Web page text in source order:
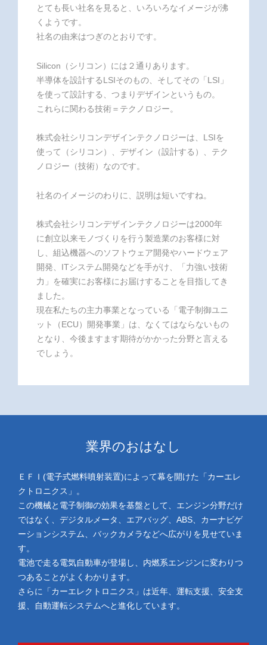
とても長い社名を見ると、いろいろなイメージが沸
くようです。
社名の由来はつぎのとおりです。
Silicon（シリコン）には２通りあります。
半導体を設計するLSIそのもの、そしてその「LSI」
を使って設計する、つまりデザインというもの。
これらに関わる技術＝テクノロジー。
株式会社シリコンデザインテクノロジーは、LSIを
使って（シリコン）、デザイン（設計する）、テク
ノロジー（技術）なのです。
社名のイメージのわりに、説明は短いですね。
株式会社シリコンデザインテクノロジーは2000年
に創立以来モノづくりを行う製造業のお客様に対
し、組込機器へのソフトウェア開発やハードウェア
開発、ITシステム開発などを手がけ、「力強い技術
力」を確実にお客様にお届けすることを目指してき
ました。
現在私たちの主力事業となっている「電子制御ユニ
ット（ECU）開発事業」は、なくてはならないもの
となり、今後ますます期待がかかった分野と言える
でしょう。
業界のおはなし
ＥＦＩ(電子式燃料噴射装置)によって幕を開けた「カーエレ
クトロニクス」。
この機械と電子制御の効果を基盤として、エンジン分野だけ
ではなく、デジタルメータ、エアバッグ、ABS、カーナビゲ
ーションシステム、バックカメラなどへ広がりを見せていま
す。
電池で走る電気自動車が登場し、内燃系エンジンに変わりつ
つあることがよくわかります。
さらに「カーエレクトロニクス」は近年、運転支援、安全支
援、自動運転システムへと進化しています。